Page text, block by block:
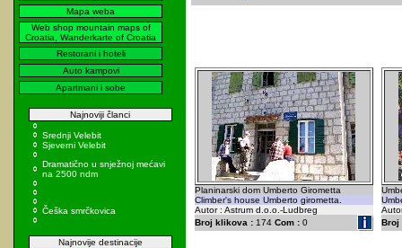
Mapa weba
Web shop mountain maps of
Croatia, Wanderkarte of Croatia
Restorani i hoteli
Auto kampovi
Apartmani i sobe
Najnoviji članci
Srednji Velebit
Sjeverni Velebit
Dramatično u snježnoj mećavi
na 2500 ndm
Češka smrčkovica
Najnovije destinacije
Planinarski dom Umberto Girometta
Climber's house Umberto girometta.
Autor : Astrum d.o.o.-Ludbreg
Broj klikova :174 Com :0
Broj